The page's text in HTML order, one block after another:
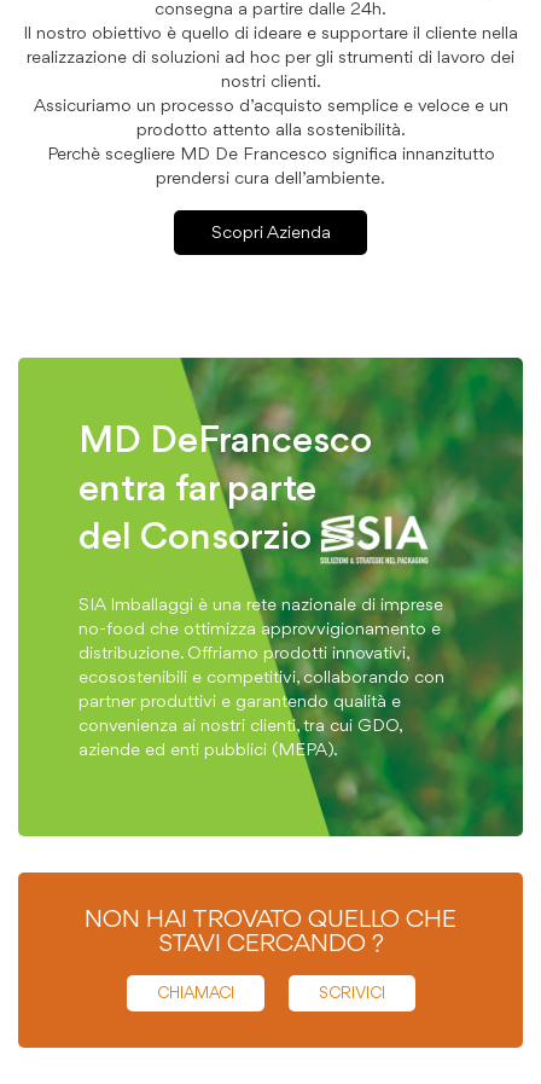
consegna a partire dalle 24h.
Il nostro obiettivo è quello di ideare e supportare il cliente nella
realizzazione di soluzioni ad hoc per gli strumenti di lavoro dei
nostri clienti.
Assicuriamo un processo d’acquisto semplice e veloce e un
prodotto attento alla sostenibilità.
Perchè scegliere MD De Francesco significa innanzitutto
prendersi cura dell’ambiente.
Scopri Azienda
MD DeFrancesco
entra far parte
del Consorzio
SIA Imballaggi è una rete nazionale di imprese
no-food che ottimizza approvvigionamento e
distribuzione. Offriamo prodotti innovativi,
ecosostenibili e competitivi, collaborando con
partner produttivi e garantendo qualità e
convenienza ai nostri clienti, tra cui GDO,
aziende ed enti pubblici (MEPA).
NON HAI TROVATO QUELLO CHE
STAVI CERCANDO ?
CHIAMACI SCRIVICI